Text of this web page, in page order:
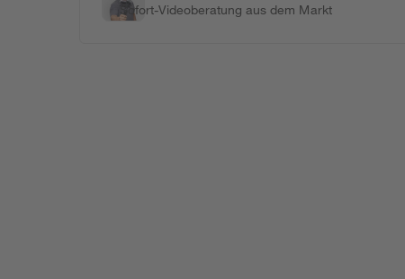
Sofort-Videoberatung aus dem Markt